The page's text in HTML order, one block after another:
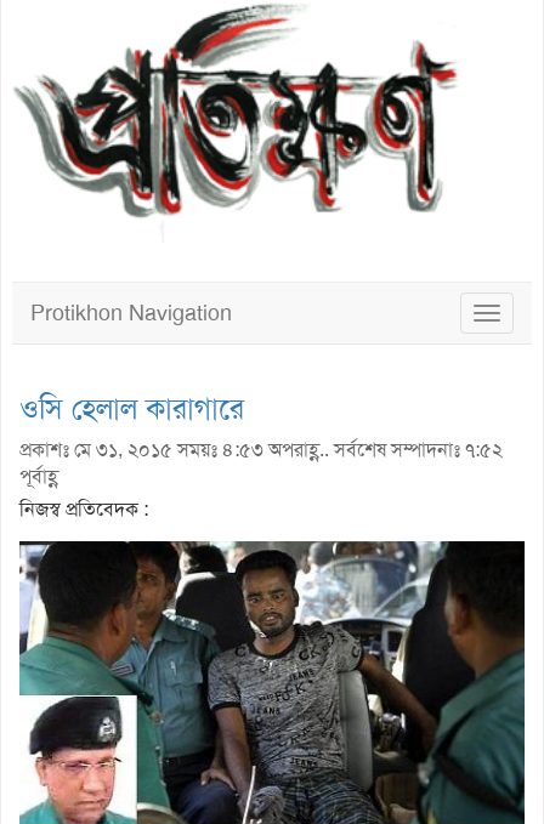
Toggle
Protikhon Navigation
ওসি হেলাল কারাগারে
প্রকাশঃ মে ৩১, ২০১৫ সময়ঃ ৪:৫৩ অপরাহ্ণ.. সর্বশেষ সম্পাদনাঃ ৭:৫২
পূর্বাহ্ণ
নিজস্ব প্রতিবেদক :